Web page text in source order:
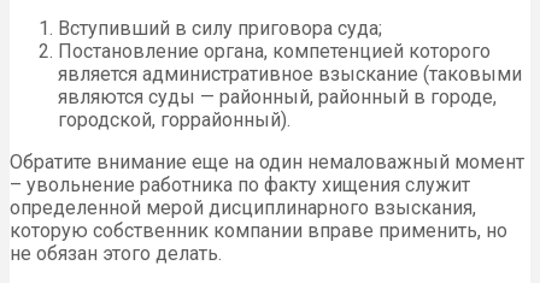
Вступивший в силу приговора суда;
Постановление органа, компетенцией которого
является административное взыскание (таковыми
являются суды — районный, районный в городе,
городской, горрайонный).
Обратите внимание еще на один немаловажный момент
– увольнение работника по факту хищения служит
определенной мерой дисциплинарного взыскания,
которую собственник компании вправе применить, но
не обязан этого делать.